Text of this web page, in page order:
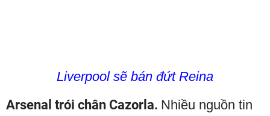
Liverpool sẽ bán đứt Reina
Arsenal trói chân Cazorla. Nhiều nguồn tin